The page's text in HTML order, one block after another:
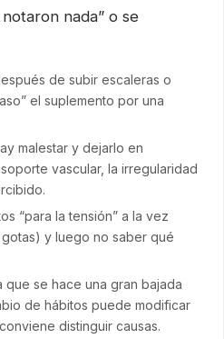
nada” o se
de subir escaleras o
el suplemento por una
malestar y dejarlo en
vascular, la irregularidad
“para la tensión” a la vez
y luego no saber qué
que se hace una gran bajada
de hábitos puede modificar
distinguir causas.